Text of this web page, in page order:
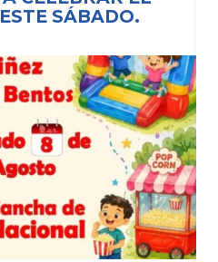
SÁBADO.